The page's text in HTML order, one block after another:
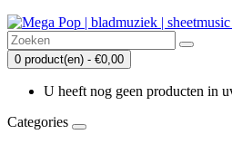
0 product(en) - €0,00
U heeft nog geen producten in
Categories